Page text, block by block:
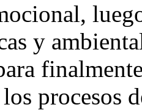
y
procesos